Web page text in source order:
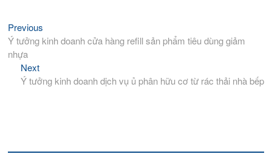
Điều
hướng
bài
viết
Previous
post:
Ý tưởng kinh doanh cửa hàng refill sản phẩm tiêu dùng giảm
nhựa
NextNext
post:
Ý tưởng kinh doanh dịch vụ ủ phân hữu cơ từ rác thải nhà bếp